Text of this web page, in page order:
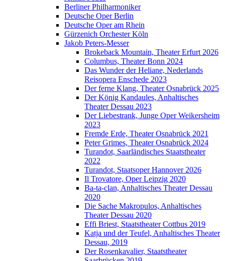
Berliner Philharmoniker
Deutsche Oper Berlin
Deutsche Oper am Rhein
Gürzenich Orchester Köln
Jakob Peters-Messer
Brokeback Mountain, Theater Erfurt 2026
Columbus, Theater Bonn 2024
Das Wunder der Heliane, Nederlands
Reisopera Enschede 2023
Der ferne Klang, Theater Osnabrück 2025
Der König Kandaules, Anhaltisches
Theater Dessau 2023
Der Liebestrank, Junge Oper Weikersheim
2023
Fremde Erde, Theater Osnabrück 2021
Peter Grimes, Theater Osnabrück 2024
Turandot, Saarländisches Staatstheater
2022
Turandot, Staatsoper Hannover 2026
Il Trovatore, Oper Leipzig 2020
Ba-ta-clan, Anhaltisches Theater Dessau
2020
Die Sache Makropulos, Anhaltisches
Theater Dessau 2020
Effi Briest, Staatstheater Cottbus 2019
Katja und der Teufel, Anhaltisches Theater
Dessau, 2019
Der Rosenkavalier, Staatstheater